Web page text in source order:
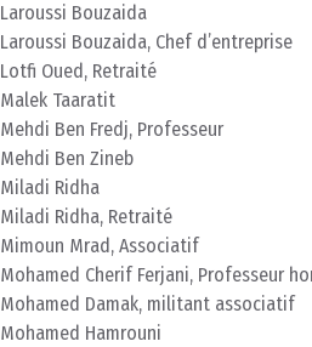
Laroussi Bouzaida
Laroussi Bouzaida, Chef d’entreprise
Lotfi Oued, Retraité
Malek Taaratit
Mehdi Ben Fredj, Professeur
Mehdi Ben Zineb
Miladi Ridha
Miladi Ridha, Retraité
Mimoun Mrad, Associatif
Mohamed Cherif Ferjani, Professeur
Mohamed Damak, militant associatif
Mohamed Hamrouni